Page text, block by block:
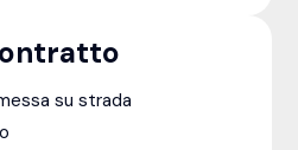
su strada